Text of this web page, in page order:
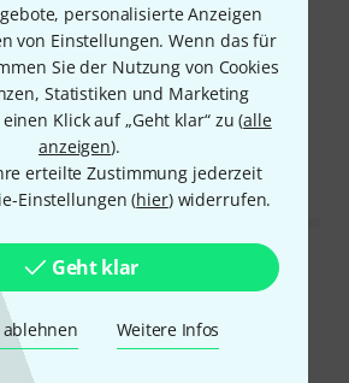
personalisierte Anzeigen
von Einstellungen. Wenn das für
Sie der Nutzung von Cookies
Statistiken und Marketing
Klick auf „Geht klar“ zu (alle
anzeigen).
erteilte Zustimmung jederzeit
Einstellungen (hier) widerrufen.
Geht klar
ablehnen Weitere Infos
kraftvoller und hochwertiger
BEWERTUNG MELDEN
Bewertungen lesen